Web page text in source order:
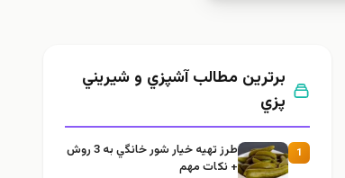
برترین مطالب آشپزي و شيريني
پزي
1
طرز تهيه خیار شور خانگي به 3 روش
+ نكات مهم